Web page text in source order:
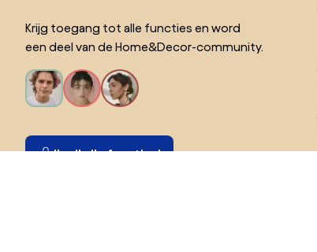
Krijg toegang tot alle functies en word
een deel van de Home&Decor-community.
Ik wil alle functies!